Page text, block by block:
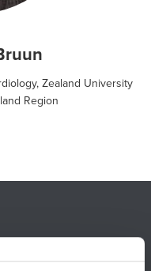
Zealand University
Region